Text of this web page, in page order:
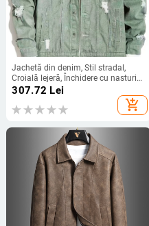
Jachetă din denim, Stil stradal,
Croială lejeră, Închidere cu nasturi
pe un rând, 87% bumbac
307.72 Lei
add_shopping_cart